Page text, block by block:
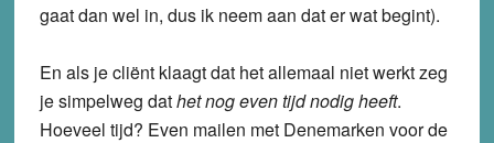
gaat dan wel in, dus ik neem aan dat er wat begint).
En als je cliënt klaagt dat het allemaal niet werkt zeg
je simpelweg dathet nog even tijd nodig heeft.
Hoeveel tijd? Even mailen met Denemarken voor de